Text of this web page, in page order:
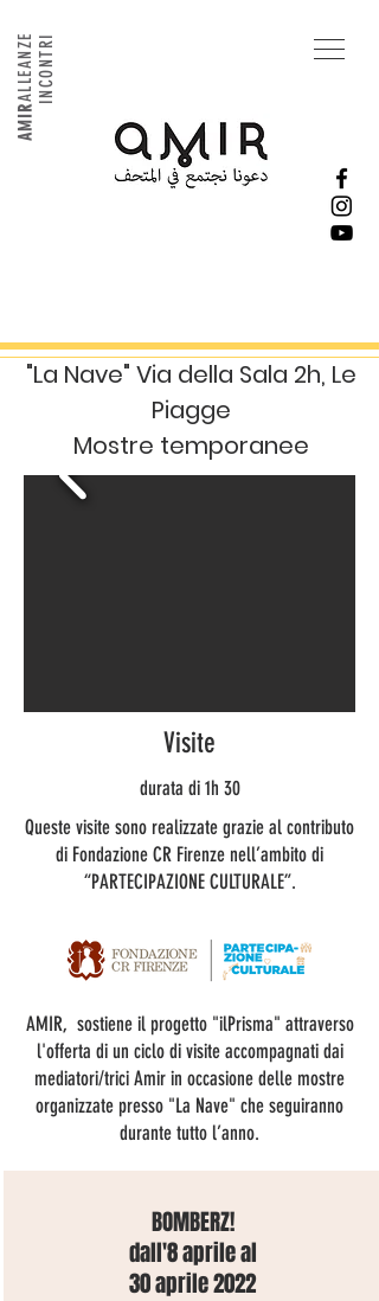
AMIR
ALLEANZEINCONTRI
"La Nave" Via della Sala 2h, Le
Piagge
Mostre temporanee
Visite
durata di 1h 30
Queste visite sono realizzate grazie al contributo
di Fondazione CR Firenze nell’ambito di
“PARTECIPAZIONE CULTURALE”.
AMIR, sostiene il progetto "ilPrisma" attraverso
l'offerta di un ciclo di visite accompagnati dai
mediatori/trici Amir in occasione delle mostre
organizzate presso "La Nave" che seguiranno
durante tutto l’anno.
BOMBERZ!
dall'8 aprile al
30 aprile 2022